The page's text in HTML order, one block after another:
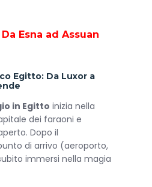
Egitto. Qui potrai
condividere racconti di
un momento di relax
caffè turco o un calice di
il fiume continua a
leggenda.
Lusso a Bordo
Esna ad Assuan
Egitto: Da Luxor a
in Egitto inizia nella
dei faraoni e
Dopo il
di arrivo (aeroporto,
immersi nella magia